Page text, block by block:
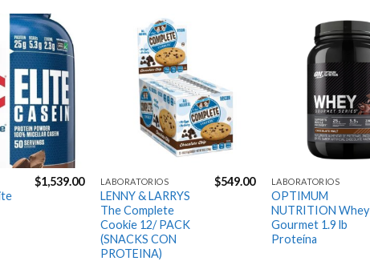
Agregar
a la
Lista de
deseos
$1,539.00
deseos
LABORATORIOS
LENNY & LARRYS
The Complete
Cookie 12/ PACK
(SNACKS CON
PROTEINA)
$549.00 LABORATORIOS
OPTIMUM
NUTRITION Whey
Gourmet 1.9 lb
Proteína